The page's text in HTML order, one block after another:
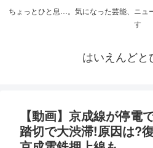
ちょっとひと息…。気になった芸能、ニュ
す
はいえんどと
【動画】京成線が停電
踏切で大渋滞!原因は?